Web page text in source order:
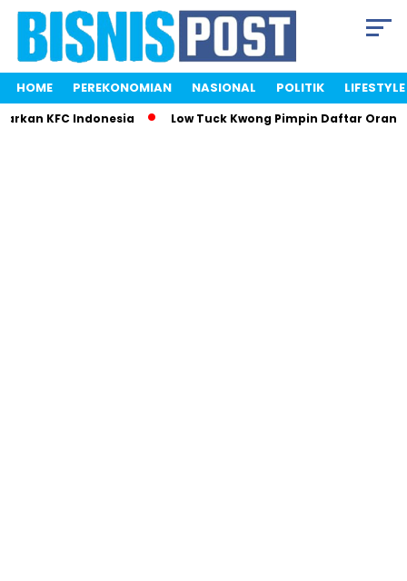
HOME PEREKONOMIAN NASIONAL POLITIK LIFESTYLE
KFC Indonesia Low Tuck Kwong Pimpin Daftar